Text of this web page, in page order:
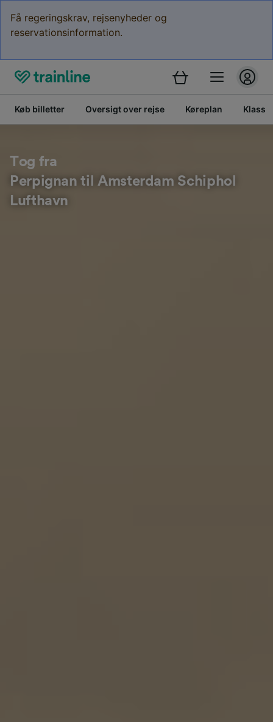
Få regeringskrav, rejsenyheder og
reservationsinformation.
Køb billetter Oversigt over rejse Køreplan
Tog fra
Perpignan til Amsterdam Schiphol
Lufthavn